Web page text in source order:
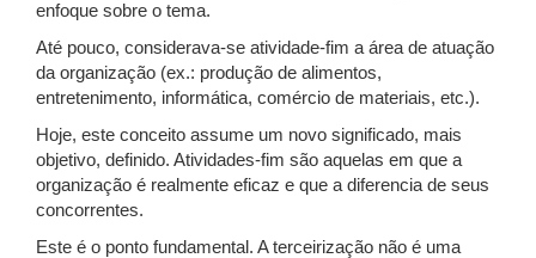
enfoque sobre o tema.
Até pouco, considerava-se atividade-fim a área de atuação
da organização (ex.: produção de alimentos,
entretenimento, informática, comércio de materiais, etc.).
Hoje, este conceito assume um novo significado, mais
objetivo, definido. Atividades-fim são aquelas em que a
organização é realmente eficaz e que a diferencia de seus
concorrentes.
Este é o ponto fundamental. A terceirização não é uma